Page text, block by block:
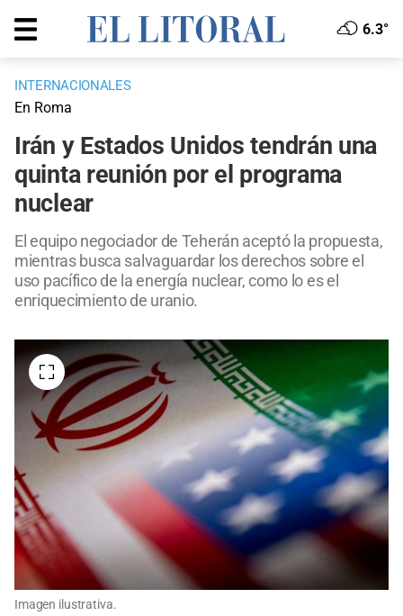
6.3°
INTERNACIONALES
En Roma
Irán y Estados Unidos tendrán una
quinta reunión por el programa
nuclear
El equipo negociador de Teherán aceptó la propuesta,
mientras busca salvaguardar los derechos sobre el
uso pacífico de la energía nuclear, como lo es el
enriquecimiento de uranio.
Imagen ilustrativa.